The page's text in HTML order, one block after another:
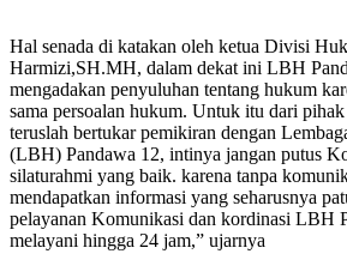
‎Hal senada di katakan oleh ketua Divisi
Harmizi,SH.MH, dalam dekat ini LBH
mengadakan penyuluhan tentang hukum
sama persoalan hukum. Untuk itu dari pihak
teruslah bertukar pemikiran dengan
(LBH) Pandawa 12, intinya jangan putus
silaturahmi yang baik. karena tanpa
mendapatkan informasi yang seharusnya
pelayanan Komunikasi dan kordinasi LBH
melayani hingga 24 jam,” ujarnya